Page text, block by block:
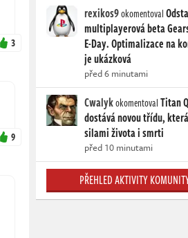
3
9
rexikos9okomentoval
multiplayerová beta
E-Day. Optimalizace na
je ukázková
před 6 minutami
CwalykokomentovalTitan
dostává novou třídu,
silami života i smrti
před 10 minutami
PŘEHLED AKTIVITY